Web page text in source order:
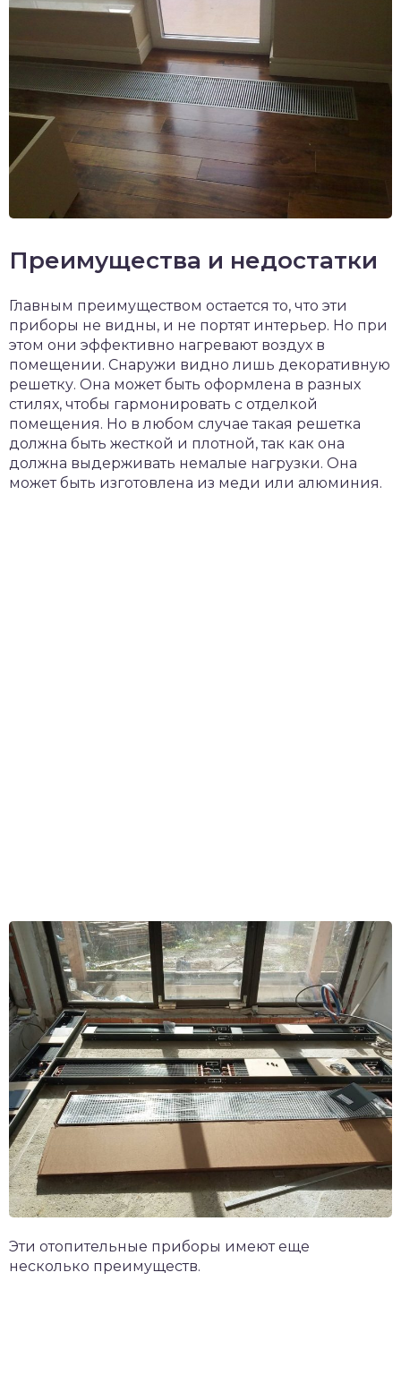
Преимущества и недостатки
Главным преимуществом остается то, что эти
приборы не видны, и не портят интерьер. Но при
этом они эффективно нагревают воздух в
помещении. Снаружи видно лишь декоративную
решетку. Она может быть оформлена в разных
стилях, чтобы гармонировать с отделкой
помещения. Но в любом случае такая решетка
должна быть жесткой и плотной, так как она
должна выдерживать немалые нагрузки. Она
может быть изготовлена из меди или алюминия.
Эти отопительные приборы имеют еще
несколько преимуществ.